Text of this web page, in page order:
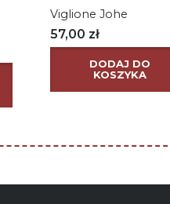
Viglione Johe
57,00 zł
DODAJ DO
KOSZYKA